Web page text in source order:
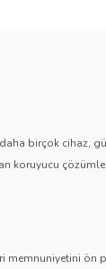
birçok cihaz,
koruyucu
memnuniyetini